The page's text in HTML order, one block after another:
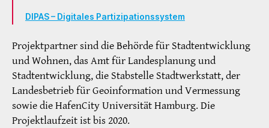
DIPAS – Digitales Partizipationssystem
Projektpartner sind die Behörde für Stadtentwicklung
und Wohnen, das Amt für Landesplanung und
Stadtentwicklung, die Stabstelle Stadtwerkstatt, der
Landesbetrieb für Geoinformation und Vermessung
sowie die HafenCity Universität Hamburg. Die
Projektlaufzeit ist bis 2020.